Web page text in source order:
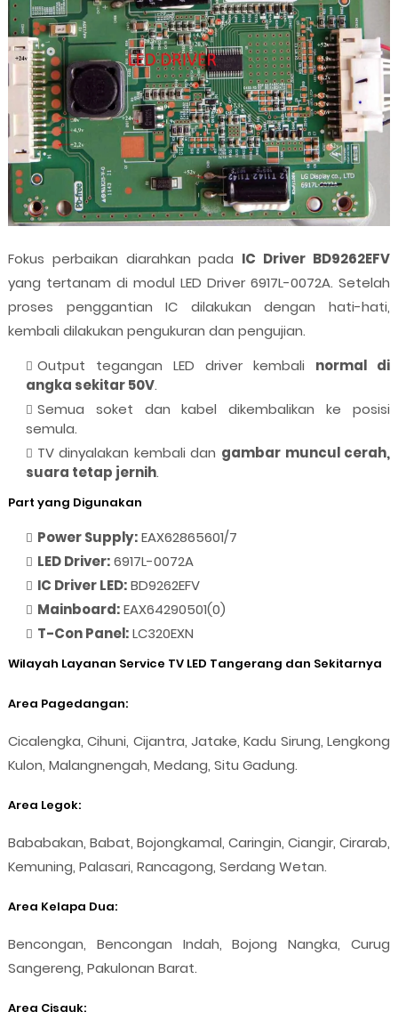
Fokus perbaikan diarahkan pada IC Driver BD9262EFV
yang tertanam di modul LED Driver 6917L-0072A. Setelah
proses penggantian IC dilakukan dengan hati-hati,
kembali dilakukan pengukuran dan pengujian.
Output tegangan LED driver kembali normal di
angka sekitar 50V.
Semua soket dan kabel dikembalikan ke posisi
semula.
TV dinyalakan kembali dan gambar muncul cerah,
suara tetap jernih.
Part yang Digunakan
Power Supply:EAX62865601/7
LED Driver:6917L-0072A
IC Driver LED:BD9262EFV
Mainboard:EAX64290501(0)
T-Con Panel:LC320EXN
Wilayah Layanan Service TV LED Tangerang dan Sekitarnya
Area Pagedangan:
Cicalengka, Cihuni, Cijantra, Jatake, Kadu Sirung, Lengkong
Kulon, Malangnengah, Medang, Situ Gadung.
Area Legok:
Bababakan, Babat, Bojongkamal, Caringin, Ciangir, Cirarab,
Kemuning, Palasari, Rancagong, Serdang Wetan.
Area Kelapa Dua:
Bencongan, Bencongan Indah, Bojong Nangka, Curug
Sangereng, Pakulonan Barat.
Area Cisauk: